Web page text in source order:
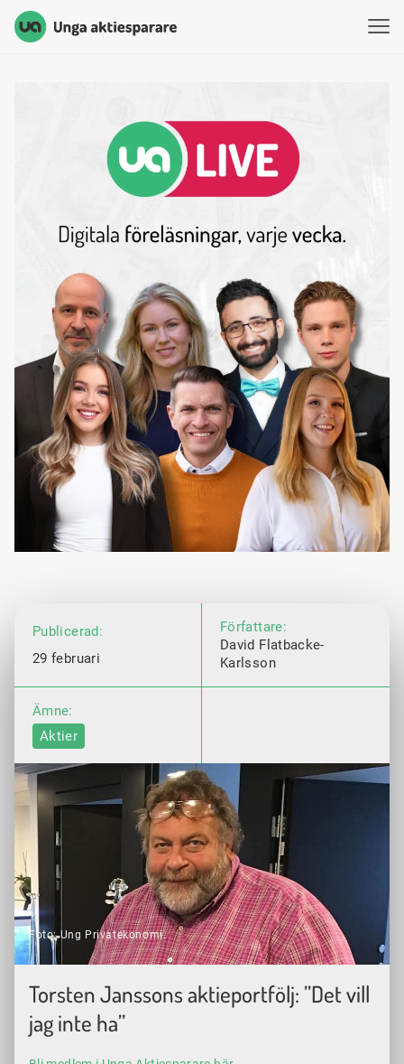
Unga Aktiesparare
Publicerad:
29 februari
Författare:
David Flatbacke-
Karlsson
Ämne:
Aktier
Foto: Ung Privatekonomi.
Torsten Janssons aktieportfölj: ”Det vill
jag inte ha”